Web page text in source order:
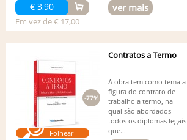
€ 3,90
Em vez de € 17,00
ver mais
Folhear
-77%
Contratos a Termo
A obra tem como tema a
figura do contrato de
trabalho a termo, na
qual são abordados
todos os diplomas legais
que...